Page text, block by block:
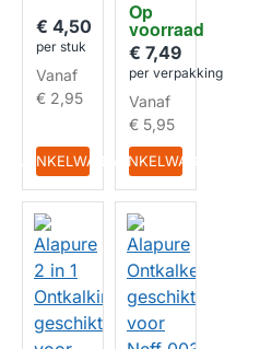
HUISMERK
003120
10
€ 4,50
per stuk
Vanaf
€ 2,95
IN WINKELWAGEN HUISMERK
Op
voorraad
Neff
003119
75 /
003124
45 /
TZ800
02
€ 7,49
per verpakking
Vanaf
€ 5,95
IN WINKELWAGEN